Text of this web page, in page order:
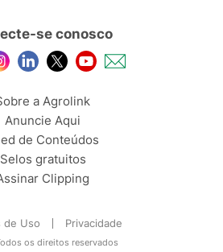
se conosco
a Agrolink
Anuncie Aqui
de Conteúdos
Selos gratuitos
Clipping
de Uso Privacidade
os direitos reservados